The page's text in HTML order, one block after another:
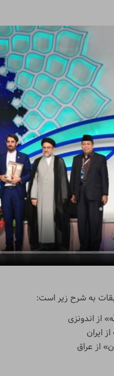
به شرح زیر است:
از اندونزی
ایران
از عراق